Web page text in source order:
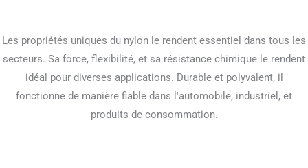
Les propriétés uniques du nylon le rendent essentiel dans tous les
secteurs. Sa force, flexibilité, et sa résistance chimique le rendent
idéal pour diverses applications. Durable et polyvalent, il
fonctionne de manière fiable dans l'automobile, industriel, et
produits de consommation.